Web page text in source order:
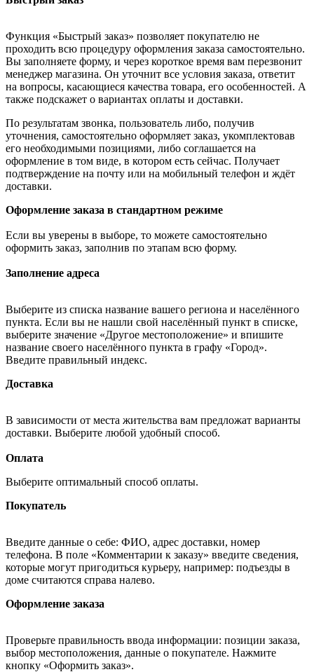
Функция «Быстрый заказ» позволяет покупателю не
проходить всю процедуру оформления заказа самостоятельно.
Вы заполняете форму, и через короткое время вам перезвонит
менеджер магазина. Он уточнит все условия заказа, ответит
на вопросы, касающиеся качества товара, его особенностей. А
также подскажет о вариантах оплаты и доставки.
По результатам звонка, пользователь либо, получив
уточнения, самостоятельно оформляет заказ, укомплектовав
его необходимыми позициями, либо соглашается на
оформление в том виде, в котором есть сейчас. Получает
подтверждение на почту или на мобильный телефон и ждёт
доставки.
Оформление заказа в стандартном режиме
Если вы уверены в выборе, то можете самостоятельно
оформить заказ, заполнив по этапам всю форму.
Заполнение адреса
Выберите из списка название вашего региона и населённого
пункта. Если вы не нашли свой населённый пункт в списке,
выберите значение «Другое местоположение» и впишите
название своего населённого пункта в графу «Город».
Введите правильный индекс.
Доставка
В зависимости от места жительства вам предложат варианты
доставки. Выберите любой удобный способ.
Оплата
Выберите оптимальный способ оплаты.
Покупатель
Введите данные о себе: ФИО, адрес доставки, номер
телефона. В поле «Комментарии к заказу» введите сведения,
которые могут пригодиться курьеру, например: подъезды в
доме считаются справа налево.
Оформление заказа
Проверьте правильность ввода информации: позиции заказа,
выбор местоположения, данные о покупателе. Нажмите
кнопку «Оформить заказ».